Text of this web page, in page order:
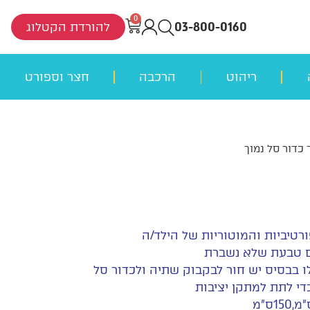
03-800-0160
0
להורדת הקטלוג
ריהוט הרכבה חצר וספורט
כדור סל נמוך
והמוטוריות של הילד/ה
טבעת שלא נשברת
בבסיס יש חור לבקבוק שתיה ולכדור סל
לתת למתקן יציבות